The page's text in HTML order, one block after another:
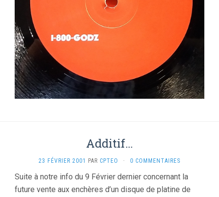
Additif…
23 FÉVRIER 2001 PAR CPTEO · 0 COMMENTAIRES
Suite à notre info du 9 Février dernier concernant la
future vente aux enchères d’un disque de platine de